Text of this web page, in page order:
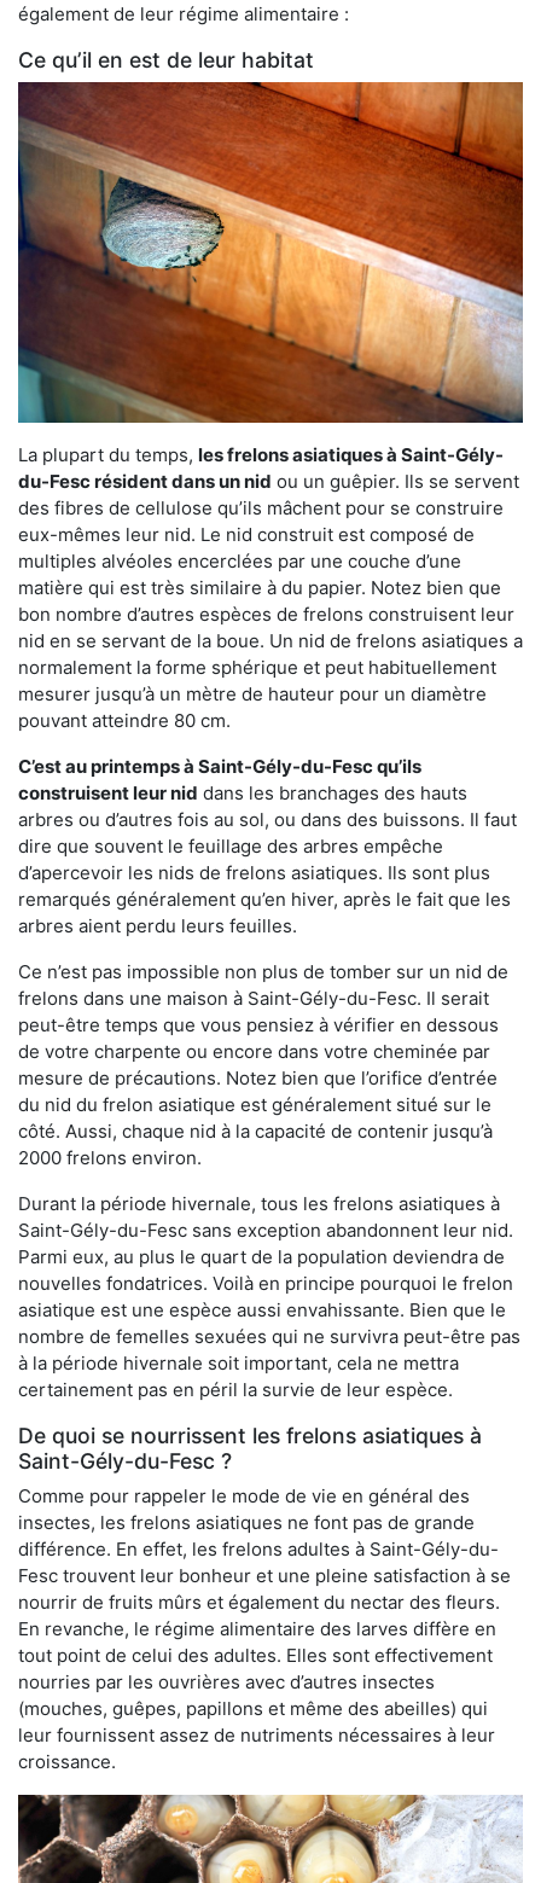
également de leur régime alimentaire :
Ce qu’il en est de leur habitat
La plupart du temps, les frelons asiatiques à Saint-Gély-
du-Fesc résident dans un nid ou un guêpier. Ils se servent
des fibres de cellulose qu’ils mâchent pour se construire
eux-mêmes leur nid. Le nid construit est composé de
multiples alvéoles encerclées par une couche d’une
matière qui est très similaire à du papier. Notez bien que
bon nombre d’autres espèces de frelons construisent leur
nid en se servant de la boue. Un nid de frelons asiatiques a
normalement la forme sphérique et peut habituellement
mesurer jusqu’à un mètre de hauteur pour un diamètre
pouvant atteindre 80 cm.
C’est au printemps à Saint-Gély-du-Fesc qu’ils
construisent leur nid dans les branchages des hauts
arbres ou d’autres fois au sol, ou dans des buissons. Il faut
dire que souvent le feuillage des arbres empêche
d’apercevoir les nids de frelons asiatiques. Ils sont plus
remarqués généralement qu’en hiver, après le fait que les
arbres aient perdu leurs feuilles.
Ce n’est pas impossible non plus de tomber sur un nid de
frelons dans une maison à Saint-Gély-du-Fesc. Il serait
peut-être temps que vous pensiez à vérifier en dessous
de votre charpente ou encore dans votre cheminée par
mesure de précautions. Notez bien que l’orifice d’entrée
du nid du frelon asiatique est généralement situé sur le
côté. Aussi, chaque nid à la capacité de contenir jusqu’à
2000 frelons environ.
Durant la période hivernale, tous les frelons asiatiques à
Saint-Gély-du-Fesc sans exception abandonnent leur nid.
Parmi eux, au plus le quart de la population deviendra de
nouvelles fondatrices. Voilà en principe pourquoi le frelon
asiatique est une espèce aussi envahissante. Bien que le
nombre de femelles sexuées qui ne survivra peut-être pas
à la période hivernale soit important, cela ne mettra
certainement pas en péril la survie de leur espèce.
De quoi se nourrissent les frelons asiatiques à
Saint-Gély-du-Fesc ?
Comme pour rappeler le mode de vie en général des
insectes, les frelons asiatiques ne font pas de grande
différence. En effet, les frelons adultes à Saint-Gély-du-
Fesc trouvent leur bonheur et une pleine satisfaction à se
nourrir de fruits mûrs et également du nectar des fleurs.
En revanche, le régime alimentaire des larves diffère en
tout point de celui des adultes. Elles sont effectivement
nourries par les ouvrières avec d’autres insectes
(mouches, guêpes, papillons et même des abeilles) qui
leur fournissent assez de nutriments nécessaires à leur
croissance.